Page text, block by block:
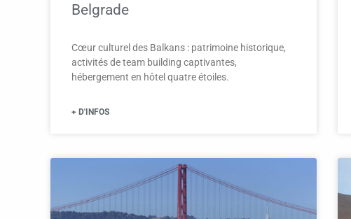
Belgrade
Cœur culturel des Balkans : patrimoine historique,
activités de team building captivantes,
hébergement en hôtel quatre étoiles.
+ D'INFOS